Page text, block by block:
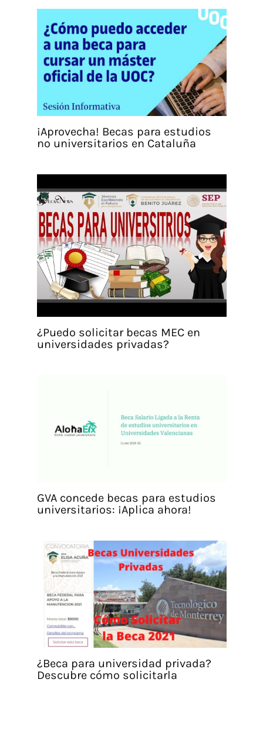
¡Aprovecha! Becas para estudios
no universitarios en Cataluña
¿Puedo solicitar becas MEC en
universidades privadas?
GVA concede becas para estudios
universitarios: ¡Aplica ahora!
¿Beca para universidad privada?
Descubre cómo solicitarla